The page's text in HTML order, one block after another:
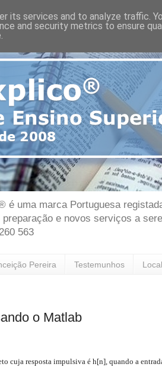
é uma marca Portuguesa
e novos serviços a
563
Pereira Testemunhos
o Matlab
cuja resposta impulsiva é h[n], quando a
its services and to analyze traffic.
and security metrics to ensure